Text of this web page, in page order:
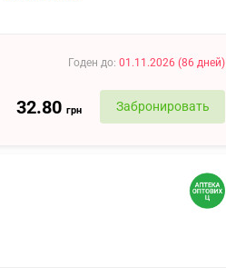
Годен до: 01.11.2026 (86 дней)
32.80 грн Забронировать